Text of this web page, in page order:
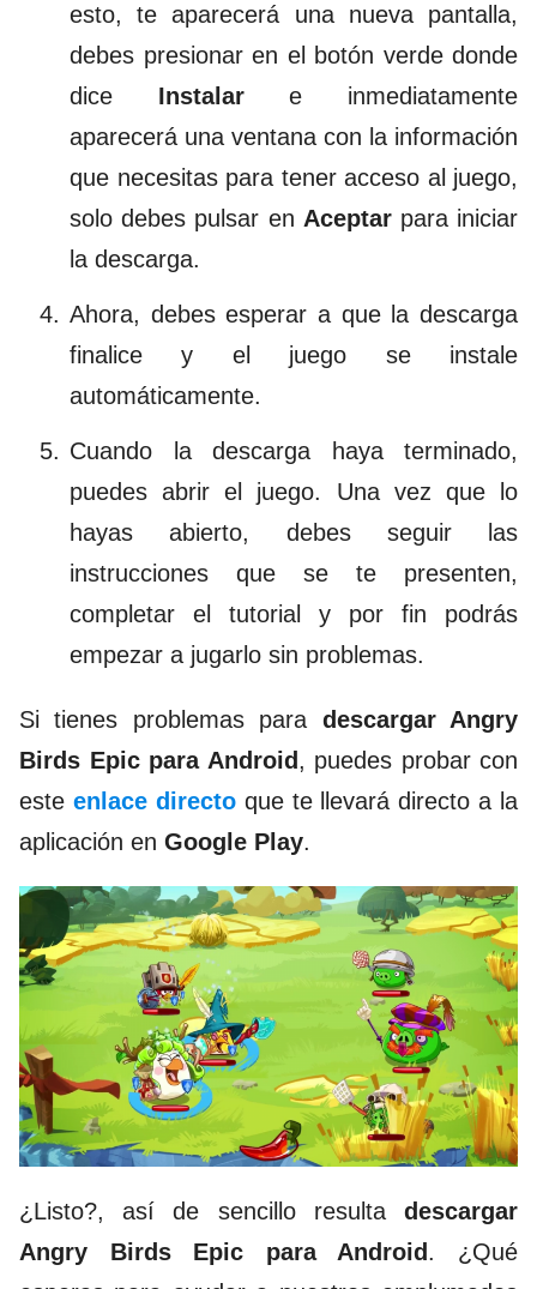
esto, te aparecerá una nueva pantalla,
debes presionar en el botón verde donde
dice Instalare inmediatamente
aparecerá una ventana con la información
que necesitas para tener acceso al juego,
solo debes pulsar en Aceptar para iniciar
la descarga.
Ahora, debes esperar a que la descarga
finalice y el juego se instale
automáticamente.
Cuando la descarga haya terminado,
puedes abrir el juego. Una vez que lo
hayas abierto, debes seguir las
instrucciones que se te presenten,
completar el tutorial y por fin podrás
empezar a jugarlo sin problemas.
Si tienes problemas para descargar Angry
Birds Epic para Android , puedes probar con
este enlace directo que te llevará directo a la
aplicación en Google Play.
¿Listo?, así de sencillo resulta descargar
Angry Birds Epic para Android . ¿Qué